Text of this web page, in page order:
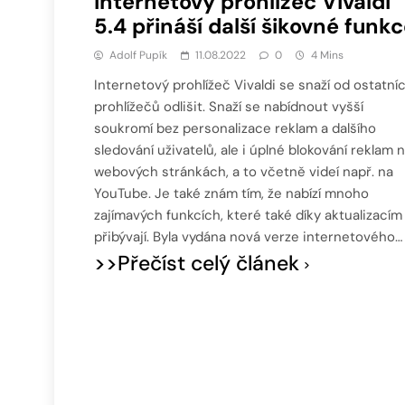
5.4 přináší další šikovné
Adolf Pupík 11.08.2022 0 4 Mins
Internetový prohlížeč Vivaldi se snaží od
prohlížečů odlišit. Snaží se nabídnout vyšší
soukromí bez personalizace reklam a dalšího
sledování uživatelů, ale i úplné blokování reklam
webových stránkách, a to včetně videí např. na
YouTube. Je také znám tím, že nabízí mnoho
zajímavých funkcích, které také díky aktualizacím
přibývají. Byla vydána nová verze internetového…
>>Přečíst celý článek